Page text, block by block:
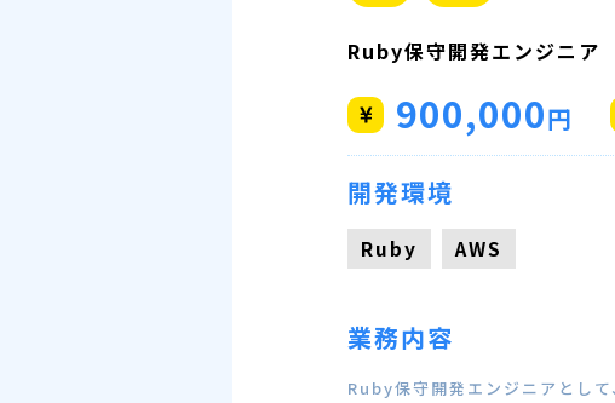
Ruby保守開発エンジニア
900,000円
開発環境
Ruby AWS
業務内容
Ruby保守開発エンジニアとし